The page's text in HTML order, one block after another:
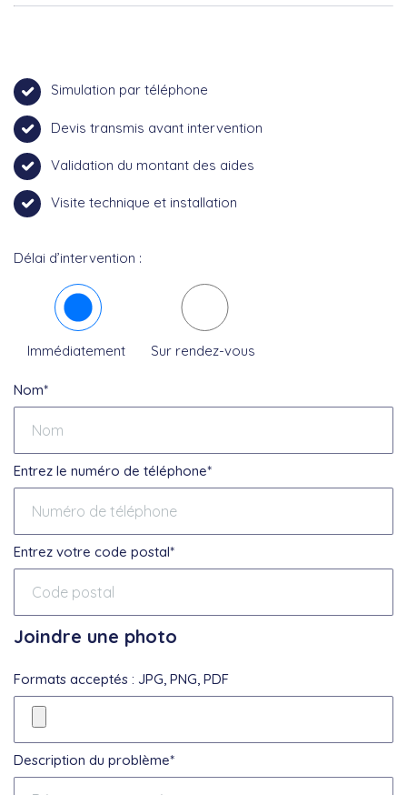
Simulation par téléphone
Devis transmis avant intervention
Validation du montant des aides
Visite technique et installation
Délai d’intervention :
Immédiatement Sur rendez-vous
Nom*
Entrez le numéro de téléphone*
Entrez votre code postal*
Joindre une photo
Formats acceptés : JPG, PNG, PDF
Description du problème*